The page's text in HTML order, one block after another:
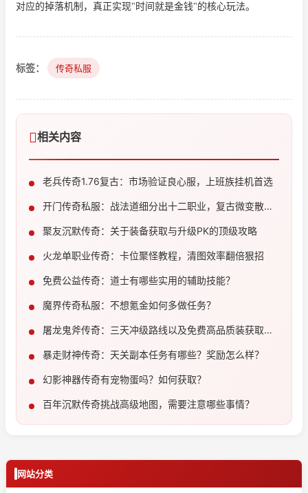
对应的掉落机制，真正实现"时间就是金钱"的核心玩法。
标签： 传奇私服
相关内容
老兵传奇1.76复古：市场验证良心服，上班族挂机首选
开门传奇私服：战法道细分出十二职业，复古微变散人
聚友沉默传奇：关于装备获取与升级PK的顶级攻略
火龙单职业传奇：卡位聚怪教程，清图效率翻倍狠招
免费公益传奇：道士有哪些实用的辅助技能？
魔界传奇私服：不想氪金如何多做任务？
屠龙鬼斧传奇：三天冲级路线以及免费高品质装获取教
暴走财神传奇：天关副本任务有哪些？奖励怎么样？
幻影神器传奇有宠物蛋吗？如何获取？
百年沉默传奇挑战高级地图，需要注意哪些事情？
网站分类